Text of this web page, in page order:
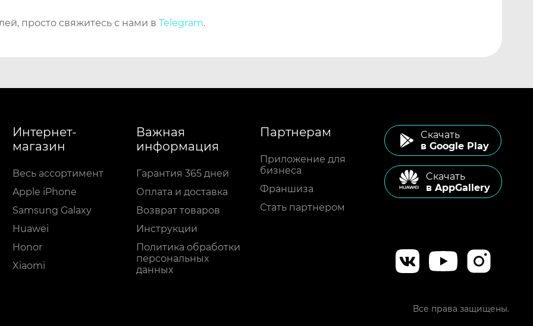
просто свяжитесь с нами в Telegram.
Интернет-
магазин
Весь ассортимент
Apple iPhone
Samsung Galaxy
Huawei
Honor
Xiaomi
Важная
информация
Гарантия 365 дней
Оплата и доставка
Возврат товаров
Инструкции
Политика обработки
персональных
данных
Партнерам
Приложение для
бизнеса
Франшиза
Стать партнером
Cкачать
в Google Play
Cкачать
в AppGallery
Все права защищены.